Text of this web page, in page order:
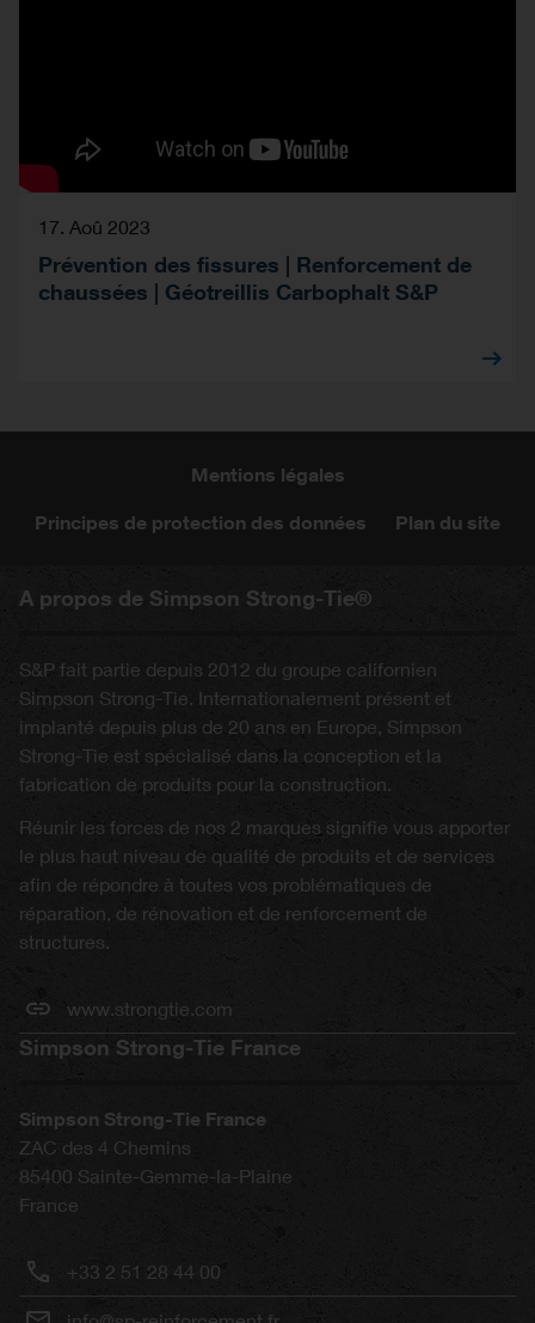
17. Aoû 2023
Prévention des fissures | Renforcement de
chaussées | Géotreillis Carbophalt S&P
Mentions légales
Principes de protection des données Plan du site
A propos de Simpson Strong-Tie®
S&P fait partie depuis 2012 du groupe californien
Simpson Strong-Tie. Internationalement présent et
implanté depuis plus de 20 ans en Europe, Simpson
Strong-Tie est spécialisé dans la conception et la
fabrication de produits pour la construction.
Réunir les forces de nos 2 marques signifie vous apporter
le plus haut niveau de qualité de produits et de services
afin de répondre à toutes vos problématiques de
réparation, de rénovation et de renforcement de
structures.
www.strongtie.com
Simpson Strong-Tie France
Simpson Strong-Tie France
ZAC des 4 Chemins
85400 Sainte-Gemme-la-Plaine
France
+33 2 51 28 44 00